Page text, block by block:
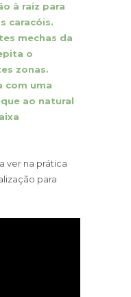
à raiz para
caracóis.
mechas da
o
zonas.
com uma
ao natural
ver na prática
para